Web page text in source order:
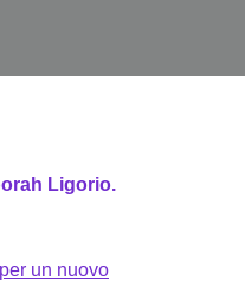
Ligorio.
un nuovo